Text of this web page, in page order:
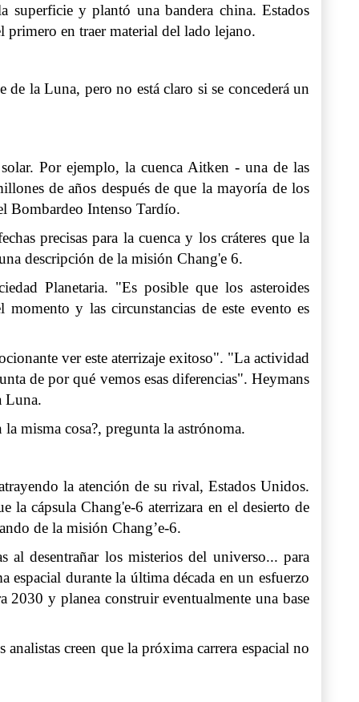
y plantó una bandera china. Estados
en traer material del lado lejano.
la Luna, pero no está claro si se concederá un
Por ejemplo, la cuenca Aitken - una de las
de años después de que la mayoría de los
Bombardeo Intenso Tardío.
precisas para la cuenca y los cráteres que la
descripción de la misión Chang'e 6.
Planetaria. "Es posible que los asteroides
y las circunstancias de este evento es
ver este aterrizaje exitoso". "La actividad
de por qué vemos esas diferencias". Heymans
Luna.
misma cosa?, pregunta la astrónoma.
la atención de su rival, Estados Unidos.
la cápsula Chang'e-6 aterrizara en el desierto de
de la misión Chang’e-6.
al desentrañar los misterios del universo... para
durante la última década en un esfuerzo
y planea construir eventualmente una base
creen que la próxima carrera espacial no